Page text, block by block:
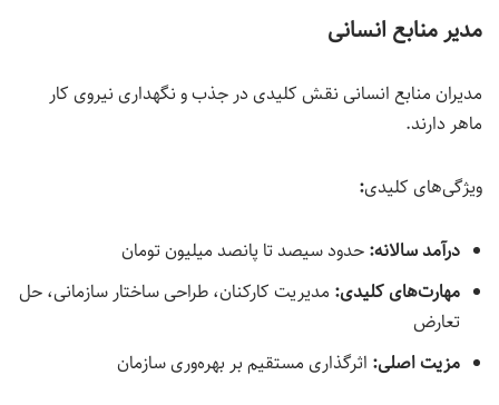
مدیر منابع انسانی
مدیران منابع انسانی نقش کلیدی در جذب و نگهداری نیروی کار
ماهر دارند.
ویژگی‌های کلیدی:
درآمد سالانه: حدود سیصد تا پانصد میلیون تومان
مهارت‌های کلیدی: مدیریت کارکنان، طراحی ساختار سازمانی، حل
تعارض
مزیت اصلی: اثرگذاری مستقیم بر بهره‌وری سازمان